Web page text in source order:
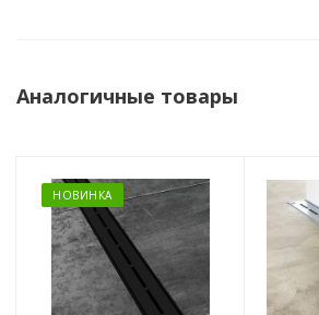
Аналогичные товары
НОВИНКА